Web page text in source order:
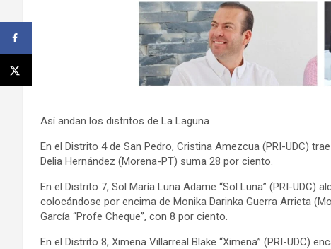
Así andan los distritos de La Laguna
En el Distrito 4 de San Pedro, Cristina Amezcua (PRI-UDC)
Delia Hernández (Morena-PT) suma 28 por ciento.
En el Distrito 7, Sol María Luna Adame “Sol Luna” (PRI-
colocándose por encima de Monika Darinka Guerra Arrieta
García “Profe Cheque”, con 8 por ciento.
En el Distrito 8, Ximena Villarreal Blake “Ximena” (PRI-UDC)